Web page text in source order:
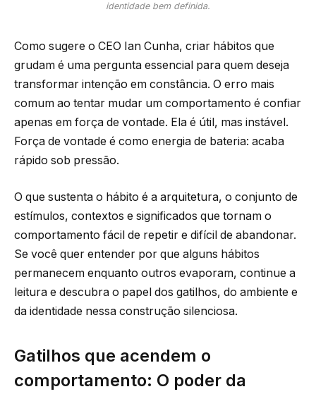
identidade bem definida.
Como sugere o CEO Ian Cunha, criar hábitos que
grudam é uma pergunta essencial para quem deseja
transformar intenção em constância. O erro mais
comum ao tentar mudar um comportamento é confiar
apenas em força de vontade. Ela é útil, mas instável.
Força de vontade é como energia de bateria: acaba
rápido sob pressão.
O que sustenta o hábito é a arquitetura, o conjunto de
estímulos, contextos e significados que tornam o
comportamento fácil de repetir e difícil de abandonar.
Se você quer entender por que alguns hábitos
permanecem enquanto outros evaporam, continue a
leitura e descubra o papel dos gatilhos, do ambiente e
da identidade nessa construção silenciosa.
Gatilhos que acendem o
comportamento: O poder da